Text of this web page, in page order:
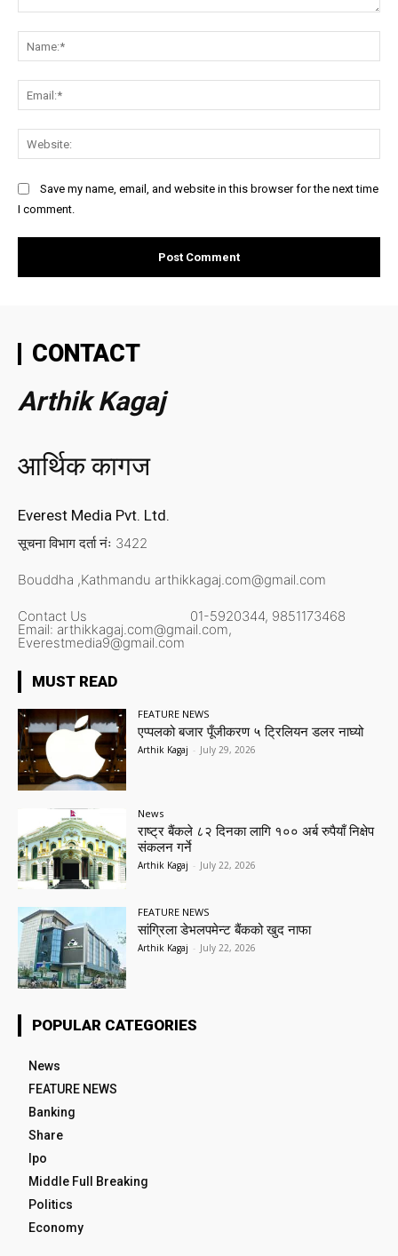
Save my name, email, and website in this browser for the next time
I comment.
CONTACT
Arthik Kagaj
आर्थिक कागज
Everest Media Pvt. Ltd.
सूचना विभाग दर्ता नंः 3422
Bouddha ,Kathmandu arthikkagaj.com@gmail.com
Contact Us 01-5920344, 9851173468
Email: arthikkagaj.com@gmail.com,
Everestmedia9@gmail.com
MUST READ
FEATURE NEWS
एप्पलको बजार पूँजीकरण ५ ट्रिलियन डलर नाघ्यो
Arthik Kagaj - July 29, 2026
News
राष्ट्र बैंकले ८२ दिनका लागि १०० अर्ब रुपैयाँ निक्षेप
संकलन गर्ने
Arthik Kagaj - July 22, 2026
FEATURE NEWS
सांग्रिला डेभलपमेन्ट बैंकको खुद नाफा
Arthik Kagaj - July 22, 2026
POPULAR CATEGORIES
News
FEATURE NEWS
Banking
Share
Ipo
Middle Full Breaking
Politics
Economy